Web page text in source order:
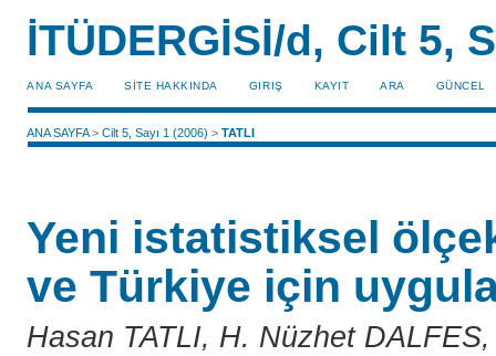
İTÜDERGİSİ/d, Cilt 5,
ANA SAYFA SİTE HAKKINDA GIRIŞ KAYIT ARA GÜNCEL
ANA SAYFA>Cilt 5, Sayı 1 (2006) >TATLI
Yeni istatistiksel
ve Türkiye için
Hasan TATLI, H. Nüzhet